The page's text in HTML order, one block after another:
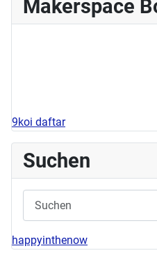
Makerspace
9koi daftar
Suchen
happyinthenow